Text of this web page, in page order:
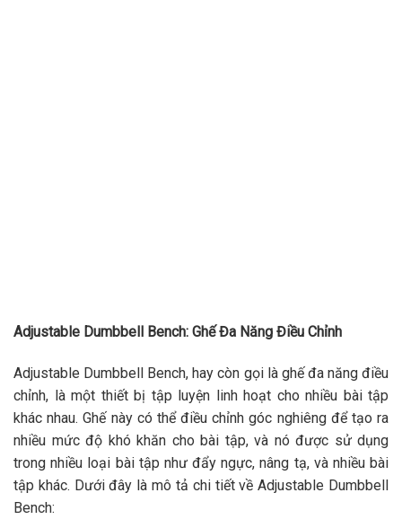
Adjustable Dumbbell Bench: Ghế Đa Năng Điều Chỉnh
Adjustable Dumbbell Bench, hay còn gọi là ghế đa năng điều
chỉnh, là một thiết bị tập luyện linh hoạt cho nhiều bài tập
khác nhau. Ghế này có thể điều chỉnh góc nghiêng để tạo ra
nhiều mức độ khó khăn cho bài tập, và nó được sử dụng
trong nhiều loại bài tập như đẩy ngực, nâng tạ, và nhiều bài
tập khác. Dưới đây là mô tả chi tiết về Adjustable Dumbbell
Bench: